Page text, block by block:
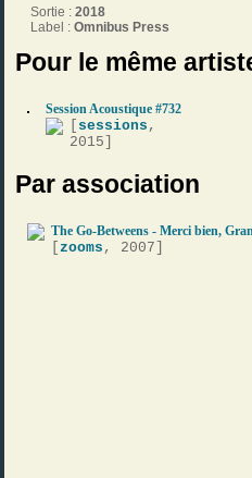
Sortie :2018
Label :Omnibus Press
Pour le même
Session Acoustique #732
sessions ,
2015]
Par association
The Go-Betweens - Merci bien,
[zooms , 2007]